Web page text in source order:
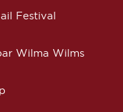
Festival
Wilma Wilms